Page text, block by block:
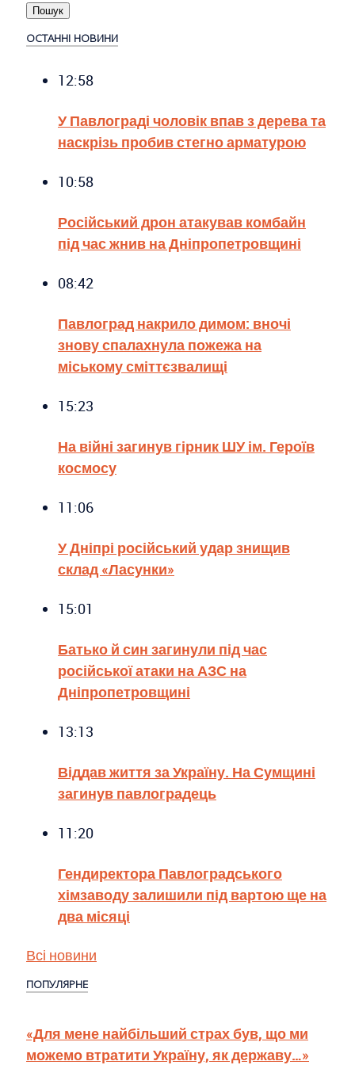
ОСТАННІ НОВИНИ
12:58
У Павлограді чоловік впав з дерева та
наскрізь пробив стегно арматурою
10:58
Російський дрон атакував комбайн
під час жнив на Дніпропетровщині
08:42
Павлоград накрило димом: вночі
знову спалахнула пожежа на
міському сміттєзвалищі
15:23
На війні загинув гірник ШУ ім. Героїв
космосу
11:06
У Дніпрі російський удар знищив
склад «Ласунки»
15:01
Батько й син загинули під час
російської атаки на АЗС на
Дніпропетровщині
13:13
Віддав життя за Україну. На Сумщині
загинув павлоградець
11:20
Гендиректора Павлоградського
хімзаводу залишили під вартою ще на
два місяці
Всі новини
ПОПУЛЯРНЕ
«Для мене найбільший страх був, що ми
можемо втратити Україну, як державу…»